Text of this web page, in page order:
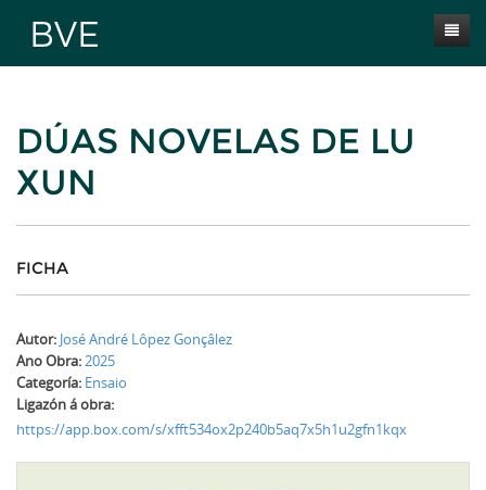
Presentación
Obras
Autores
Contacta
DÚAS NOVELAS DE LU
XUN
FICHA
Autor: José André Lôpez Gonçâlez
Ano Obra:2025
Categoría: Ensaio
Ligazón á obra:
https://app.box.com/s/xfft534ox2p240b5aq7x5h1u2gfn1kqx